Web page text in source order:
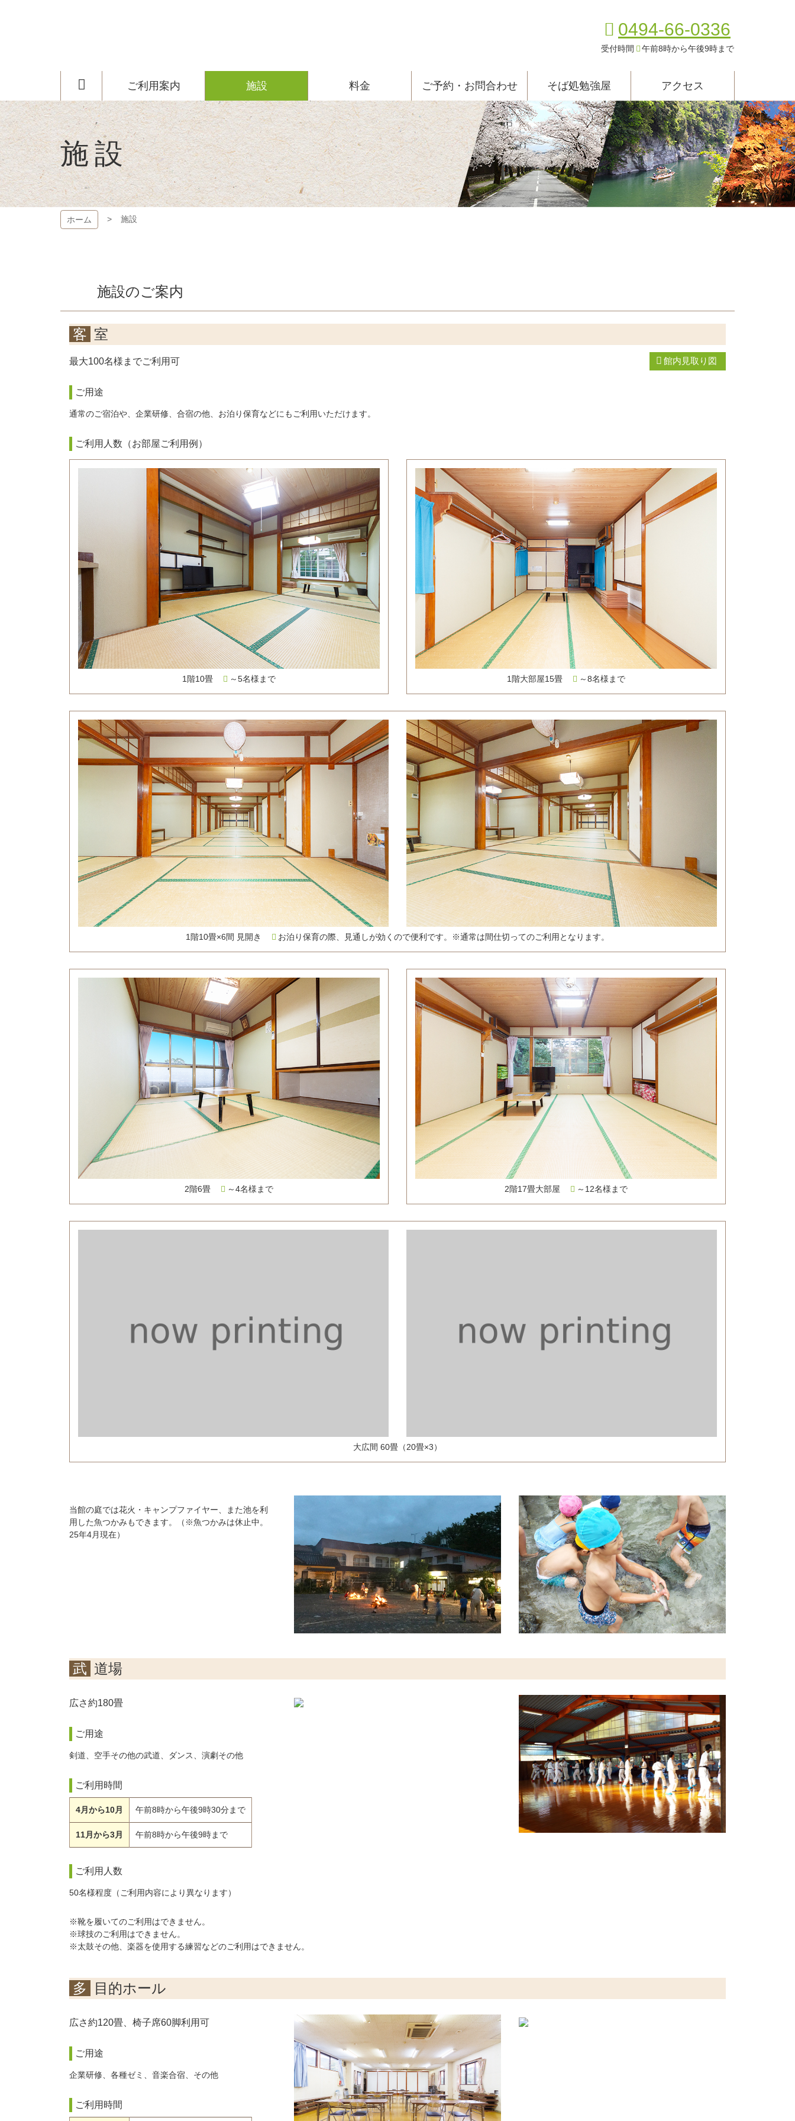
ス
キ
ッ
長瀞荘
0494-66-0336
受付時間 午前8時から午後9時まで
ご利用案内 施設現在のページ 料金 ご予約・お問合わせ そば処勉強屋 アクセス
施設
ホーム 施設
施設のご案内
客室
館内見取り図
最大100名様までご利用可
ご用途
通常のご宿泊や、企業研修、合宿の他、お泊り保育などにもご利用いただけます。
ご利用人数（お部屋ご利用例）
1階10畳 ～5名様まで 1階大部屋15畳 ～8名様まで
1階10畳×6間 見開き お泊り保育の際、見通しが効くので便利です。 ※通常は間仕切ってのご利用となります。
2階6畳 ～4名様まで 2階17畳大部屋 ～12名様まで
大広間 60畳（20畳×3）
当館の庭では花火・キャンプファイヤー、また池を利
用した魚つかみもできます。（※魚つかみは休止中。
25年4月現在）
武道場
広さ約180畳
ご用途
剣道、空手その他の武道、ダンス、演劇その他
ご利用時間
4月から10月 午前8時から午後9時30分まで
11月から3月 午前8時から午後9時まで
ご利用人数
50名様程度（ご利用内容により異なります）
※靴を履いてのご利用はできません。
※球技のご利用はできません。
※太鼓その他、楽器を使用する練習などのご利用はできません。
多目的ホール
広さ約120畳、椅子席60脚利用可
ご用途
企業研修、各種ゼミ、音楽合宿、その他
ご利用時間